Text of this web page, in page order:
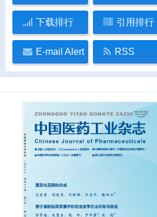
下载排行 引用排行
E-mail Alert RSS